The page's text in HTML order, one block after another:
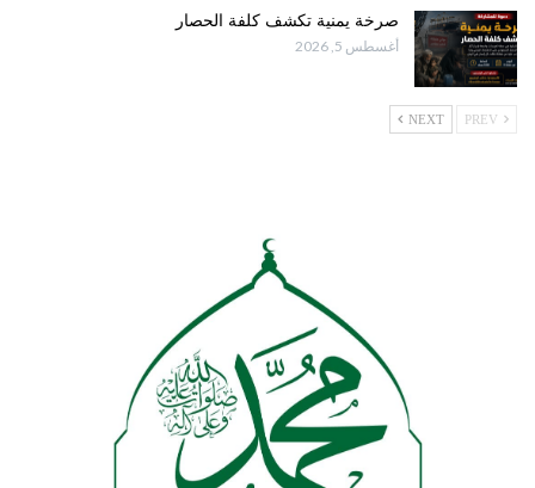
صرخة يمنية تكشف كلفة الحصار
أغسطس 5, 2026
NEXT